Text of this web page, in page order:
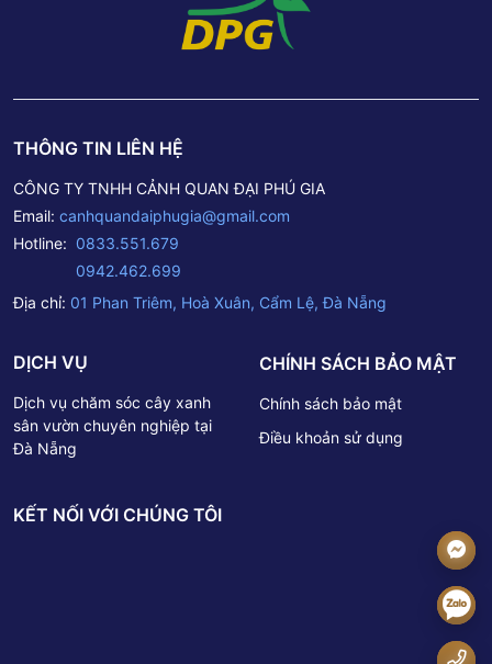
THÔNG TIN LIÊN HỆ
CÔNG TY TNHH CẢNH QUAN ĐẠI PHÚ GIA
Email: canhquandaiphugia@gmail.com
Hotline: 0833.551.679
0942.462.699
Địa chỉ: 01 Phan Triêm, Hoà Xuân, Cẩm Lệ, Đà Nẵng
DỊCH VỤ
Dịch vụ chăm sóc cây xanh
sân vườn chuyên nghiệp tại
Đà Nẵng
CHÍNH SÁCH BẢO MẬT
Chính sách bảo mật
Điều khoản sử dụng
KẾT NỐI VỚI CHÚNG TÔI